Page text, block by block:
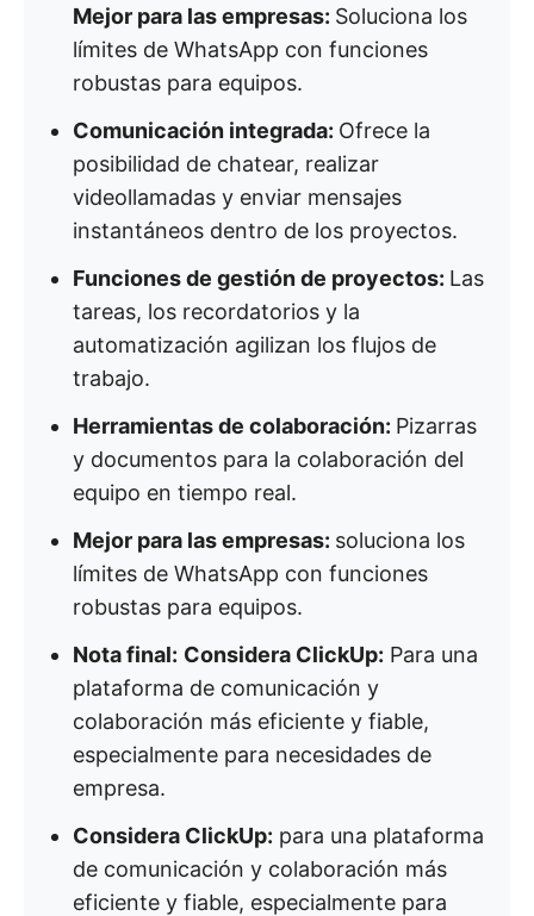
Mejor para las empresas: Soluciona los
límites de WhatsApp con funciones
robustas para equipos.
Comunicación integrada: Ofrece la
posibilidad de chatear, realizar
videollamadas y enviar mensajes
instantáneos dentro de los proyectos.
Funciones de gestión de proyectos: Las
tareas, los recordatorios y la
automatización agilizan los flujos de
trabajo.
Herramientas de colaboración: Pizarras
y documentos para la colaboración del
equipo en tiempo real.
Mejor para las empresas: soluciona los
límites de WhatsApp con funciones
robustas para equipos.
Nota final: Considera ClickUp: Para una
plataforma de comunicación y
colaboración más eficiente y fiable,
especialmente para necesidades de
empresa.
Considera ClickUp: para una plataforma
de comunicación y colaboración más
eficiente y fiable, especialmente para